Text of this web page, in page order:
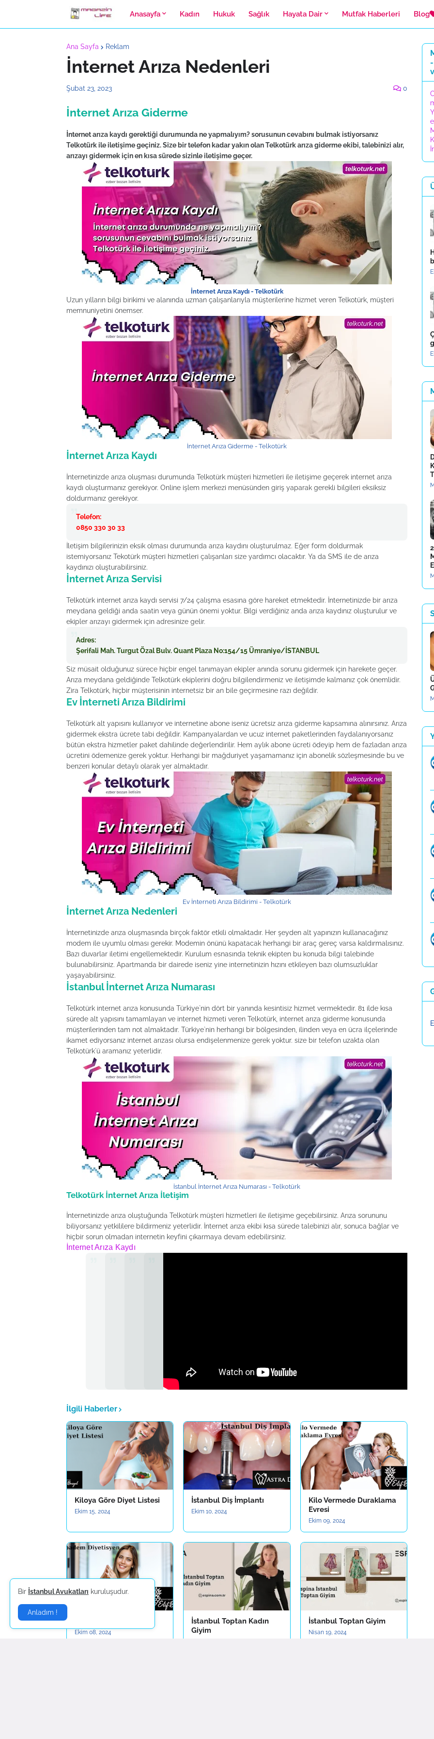
Anasayfa Kadın Hukuk Sağlık Hayata Dair Mutfak Haberleri Blog
Ana Sayfa Reklam
İnternet Arıza Nedenleri
Şubat 23, 2023 0
İnternet Arıza Giderme
İnternet arıza kaydı gerektiği durumunda ne yapmalıyım? sorusunun cevabını bulmak istiyorsanız
Telkotürk ile iletişime geçiniz. Size bir telefon kadar yakın olan Telkotürk arıza giderme ekibi, talebinizi alır,
arızayı gidermek için en kısa sürede sizinle iletişime geçer.
İnternet Arıza Kaydı - Telkotürk
Uzun yılların bilgi birikimi ve alanında uzman çalışanlarıyla müşterilerine hizmet veren Telkotürk, müşteri
memnuniyetini önemser.
İnternet Arıza Giderme - Telkotürk
İnternet Arıza Kaydı
İnternetinizde arıza oluşması durumunda Telkotürk müşteri hizmetleri ile iletişime geçerek internet arıza
kaydı oluşturmanız gerekiyor. Online işlem merkezi menüsünden giriş yaparak gerekli bilgileri eksiksiz
doldurmanız gerekiyor.
Telefon:
0850 330 30 33
İletişim bilgilerinizin eksik olması durumunda arıza kaydını oluşturulmaz. Eğer form doldurmak
istemiyorsanız Tekotürk müşteri hizmetleri çalışanları size yardımcı olacaktır. Ya da SMS ile de arıza
kaydınızı oluşturabilirsiniz.
İnternet Arıza Servisi
Telkotürk internet arıza kaydı servisi 7/24 çalışma esasına göre hareket etmektedir. İnternetinizde bir arıza
meydana geldiği anda saatin veya günün önemi yoktur. Bilgi verdiğiniz anda arıza kaydınız oluşturulur ve
ekipler arızayı gidermek için adresinize gelir.
Adres:
Şerifali Mah. Turgut Özal Bulv. Quant Plaza No:154/15 Ümraniye/İSTANBUL
Siz müsait olduğunuz sürece hiçbir engel tanımayan ekipler anında sorunu gidermek için harekete geçer.
Arıza meydana geldiğinde Telkotürk ekiplerini doğru bilgilendirmeniz ve iletişimde kalmanız çok önemlidir.
Zira Telkotürk, hiçbir müşterisinin internetsiz bir an bile geçirmesine razı değildir.
Ev İnterneti Arıza Bildirimi
Telkotürk alt yapısını kullanıyor ve internetine abone iseniz ücretsiz arıza giderme kapsamına alınırsınız. Arıza
gidermek ekstra ücrete tabi değildir. Kampanyalardan ve ucuz internet paketlerinden faydalanıyorsanız
bütün ekstra hizmetler paket dahilinde değerlendirilir. Hem aylık abone ücreti ödeyip hem de fazladan arıza
ücretini ödemenize gerek yoktur. Herhangi bir mağduriyet yaşamamanız için abonelik sözleşmesinde bu ve
benzeri konular detaylı olarak yer almaktadır.
Ev İnterneti Arıza Bildirimi - Telkotürk
İnternet Arıza Nedenleri
İnternetinizde arıza oluşmasında birçok faktör etkili olmaktadır. Her şeyden alt yapınızın kullanacağınız
modem ile uyumlu olması gerekir. Modemin önünü kapatacak herhangi bir araç gereç varsa kaldırmalısınız.
Bazı duvarlar iletimi engellemektedir. Kurulum esnasında teknik ekipten bu konuda bilgi talebinde
bulunabilirsiniz. Apartmanda bir dairede iseniz yine internetinizin hızını etkileyen bazı olumsuzluklar
yaşayabilirsiniz.
İstanbul İnternet Arıza Numarası
Telkotürk internet arıza konusunda Türkiye`nin dört bir yanında kesintisiz hizmet vermektedir. 81 ilde kısa
sürede alt yapısını tamamlayan ve internet hizmeti veren Telkotürk, internet arıza giderme konusunda
müşterilerinden tam not almaktadır. Türkiye`nin herhangi bir bölgesinden, ilinden veya en ücra ilçelerinde
ikamet ediyorsanız internet arızası olursa endişelenmenize gerek yoktur. size bir telefon uzakta olan
Telkotürk`ü aramanız yeterlidir.
İstanbul İnternet Arıza Numarası - Telkotürk
Telkotürk İnternet Arıza İletişim
İnternetinizde arıza oluştuğunda Telkotürk müşteri hizmetleri ile iletişime geçebilirsiniz. Arıza sorununu
biliyorsanız yetkililere bildirmeniz yeterlidir. İnternet arıza ekibi kısa sürede talebinizi alır, sonuca bağlar ve
hiçbir sorun olmadan internetin keyfini çıkarmaya devam edebilirsiniz.
İnternet Arıza Kaydı
İlgili Haberler
Kiloya Göre Diyet Listesi
Ekim 15, 2024
İstanbul Diş İmplantı
Ekim 10, 2024
Kilo Vermede Duraklama
Evresi
Ekim 09, 2024
Ekim 08, 2024
İstanbul Toptan Kadın
Giyim
İstanbul Toptan Giyim
Nisan 19, 2024
Bir İstanbul Avukatları kuruluşudur.
Anladım !